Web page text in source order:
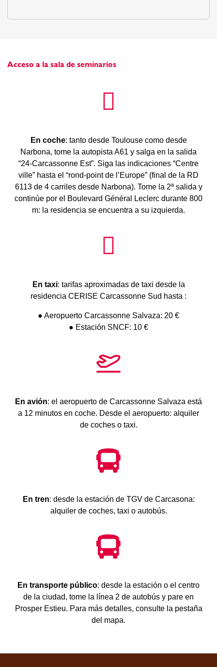
Acceso a la sala de seminarios
En coche: tanto desde Toulouse como desde
Narbona, tome la autopista A61 y salga en la salida
“24-Carcassonne Est”. Siga las indicaciones “Centre
ville” hasta el “rond-point de l’Europe” (final de la RD
6113 de 4 carriles desde Narbona). Tome la 2ª salida y
continúe por el Boulevard Général Leclerc durante 800
m: la residencia se encuentra a su izquierda.
En taxi: tarifas aproximadas de taxi desde la
residencia CERISE Carcassonne Sud hasta :
● Aeropuerto Carcassonne Salvaza: 20 €
● Estación SNCF: 10 €
En avión: el aeropuerto de Carcassonne Salvaza está
a 12 minutos en coche. Desde el aeropuerto: alquiler
de coches o taxi.
En tren: desde la estación de TGV de Carcasona:
alquiler de coches, taxi o autobús.
En transporte público: desde la estación o el centro
de la ciudad, tome la línea 2 de autobús y pare en
Prosper Estieu. Para más detalles, consulte la pestaña
del mapa.